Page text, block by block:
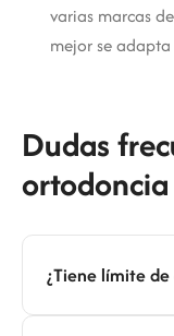
varias marcas
mejor se
Dudas
ortodoncia
¿Tiene límite